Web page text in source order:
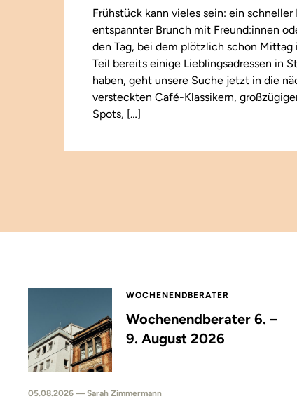
Frühstück kann vieles sein: ein
entspannter Brunch mit Freund:innen
den Tag, bei dem plötzlich schon
Teil bereits einige Lieblingsadressen in
haben, geht unsere Suche jetzt in die
versteckten Café-Klassikern,
Spots, […]
WOCHENENDBERATER
Wochenendberater 6. –
9. August 2026
05.08.2026 — Sarah Zimmermann